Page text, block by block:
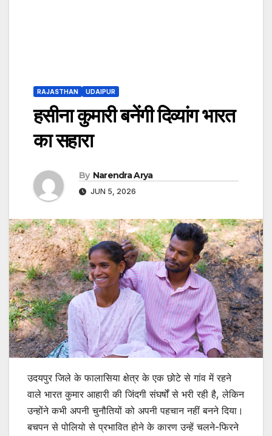
RAJASTHAN UDAIPUR
हसीना कुमारी बनेंगी दिव्यांग भारत
का सहारा
By Narendra Arya
JUN 5, 2026
उदयपुर जिले के फालासिया क्षेत्र के एक छोटे से गांव में रहने
वाले भारत कुमार आहारी की जिंदगी संघर्षों से भरी रही है, लेकिन
उन्होंने कभी अपनी चुनौतियों को अपनी पहचान नहीं बनने दिया।
बचपन से पोलियो से प्रभावित होने के कारण उन्हें चलने-फिरने